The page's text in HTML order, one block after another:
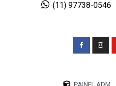
(11) 97738-0546
PAINEL ADM